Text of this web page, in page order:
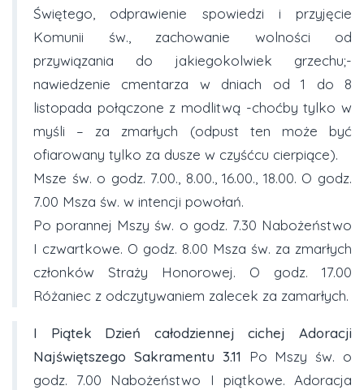
Świętego, odprawienie spowiedzi i przyjęcie
Komunii św., zachowanie wolności od
przywiązania do jakiegokolwiek grzechu;-
nawiedzenie cmentarza w dniach od 1 do 8
listopada połączone z modlitwą -choćby tylko w
myśli – za zmarłych (odpust ten może być
ofiarowany tylko za dusze w czyśćcu cierpiące).
Msze św. o godz. 7.00., 8.00., 16.00., 18.00. O godz.
7.00 Msza św. w intencji powołań.
Po porannej Mszy św. o godz. 7.30 Nabożeństwo
I czwartkowe. O godz. 8.00 Msza św. za zmarłych
członków Straży Honorowej. O godz. 17.00
Różaniec z odczytywaniem zalecek za zamarłych.
I Piątek Dzień całodziennej cichej Adoracji
Najświętszego Sakramentu 3.11 Po Mszy św. o
godz. 7.00 Nabożeństwo I piątkowe. Adoracja